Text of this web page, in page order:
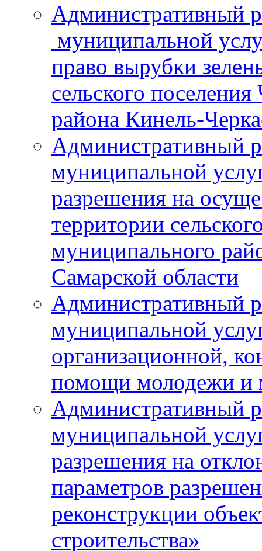
Административный
муниципальной
право вырубки
сельского
района Кинель-
Административный
муниципальной
разрешения на
территории
муниципального
Самарской области
Административный
муниципальной
организационной,
помощи молодежи и
Административный
муниципальной
разрешения на
параметров
реконструкции
строительства»